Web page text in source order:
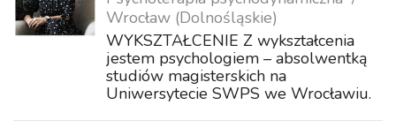
Wrocław (Dolnośląskie)
WYKSZTAŁCENIE Z wykształcenia
jestem psychologiem – absolwentką
studiów magisterskich na
Uniwersytecie SWPS we Wrocławiu.